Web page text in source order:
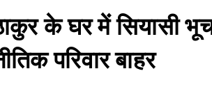
के घर में सियासी
परिवार बाहर